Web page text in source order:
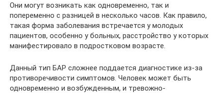
Они могут возникать как одновременно, так и
попеременно с разницей в несколько часов. Как правило,
такая форма заболевания встречается у молодых
пациентов, особенно у больных, расстройство у которых
манифестировало в подростковом возрасте.
Данный тип БАР сложнее поддается диагностике из-за
противоречивости симптомов. Человек может быть
одновременно и возбужденным, и тревожно-